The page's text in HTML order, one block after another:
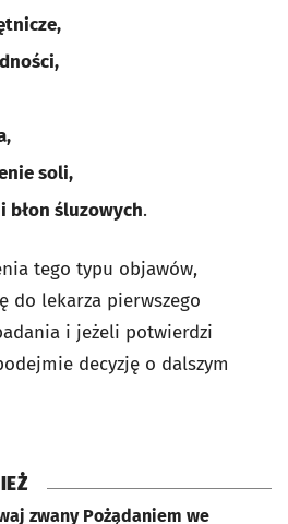
soli,
błon śluzowych.
tego typu objawów,
do lekarza pierwszego
i jeżeli potwierdzi
decyzję o dalszym
zwany Pożądaniem we